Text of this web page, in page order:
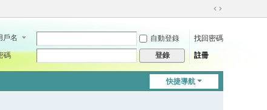
切
到
戶名 自動登錄
找回密碼
碼
登錄 註冊
快捷導航